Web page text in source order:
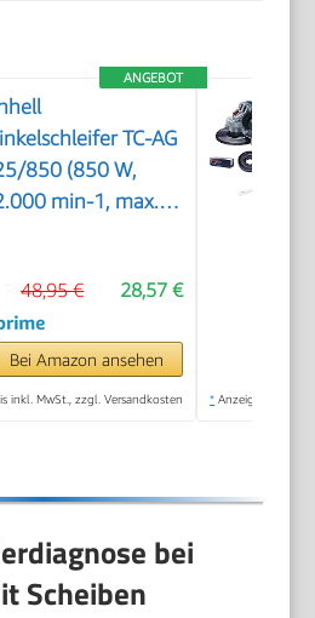
ANGEBOT
TC-AG
850 (850 W,
min-1, max.
mm,
Trennscheibe)
28,57 €
48,95 €
Bei Amazon ansehen
inkl. MwSt., zzgl. Versandkosten * Anzeige
bei
Scheiben